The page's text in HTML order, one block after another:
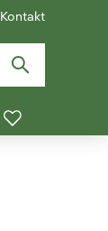
Kontakt